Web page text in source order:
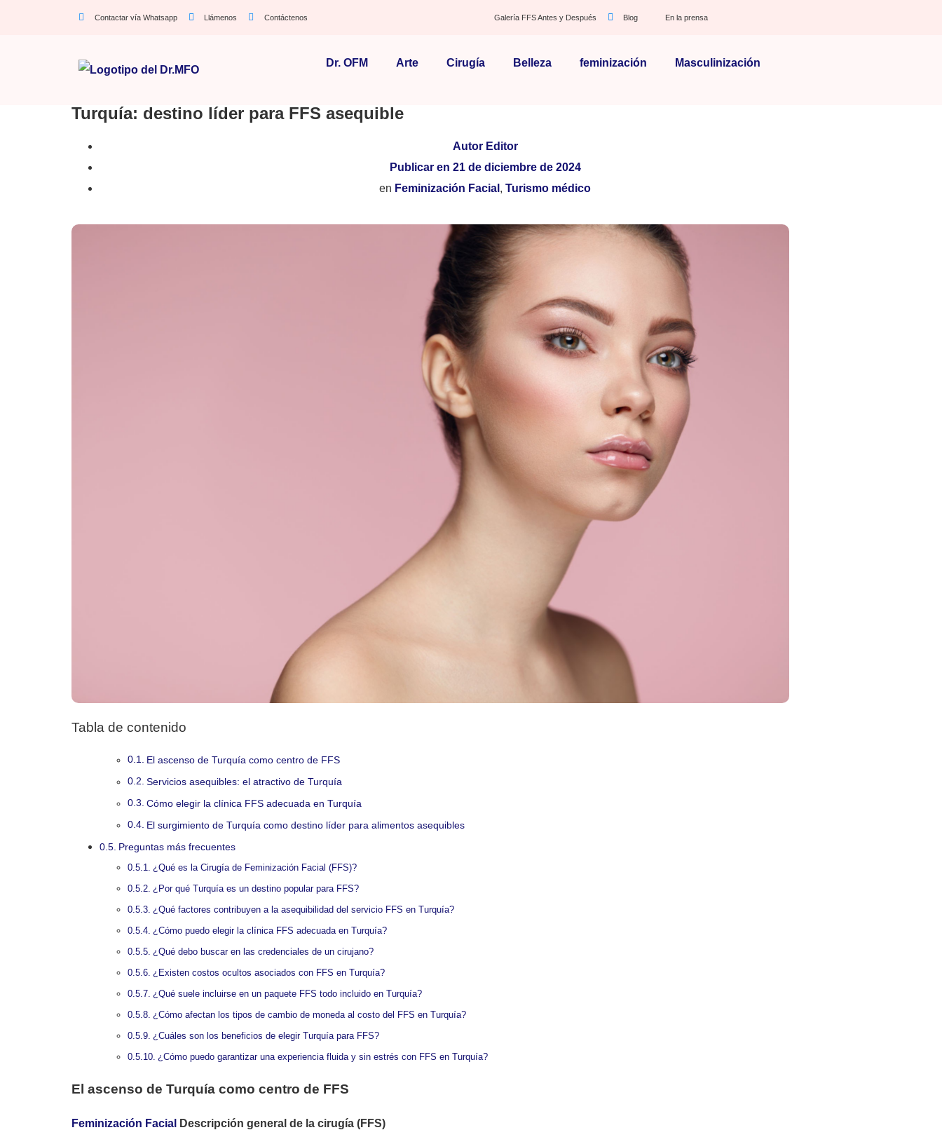
Contactar vía Whatsapp Llámenos Contáctenos Galería FFS Antes y Después Blog En la prensa
Dr. OFM Arte Cirugía Belleza feminización Masculinización
Turquía: destino líder para FFS asequible
AutorEditor
Publicar en 21 de diciembre de 2024
en Feminización Facial , Turismo médico
Tabla de contenido
El ascenso de Turquía como centro de FFS
Servicios asequibles: el atractivo de Turquía
Cómo elegir la clínica FFS adecuada en Turquía
El surgimiento de Turquía como destino líder para alimentos asequibles
Preguntas más frecuentes
¿Qué es la Cirugía de Feminización Facial (FFS)?
¿Por qué Turquía es un destino popular para FFS?
¿Qué factores contribuyen a la asequibilidad del servicio FFS en Turquía?
¿Cómo puedo elegir la clínica FFS adecuada en Turquía?
¿Qué debo buscar en las credenciales de un cirujano?
¿Existen costos ocultos asociados con FFS en Turquía?
¿Qué suele incluirse en un paquete FFS todo incluido en Turquía?
¿Cómo afectan los tipos de cambio de moneda al costo del FFS en Turquía?
¿Cuáles son los beneficios de elegir Turquía para FFS?
¿Cómo puedo garantizar una experiencia fluida y sin estrés con FFS en Turquía?
El ascenso de Turquía como centro de FFS
Feminización Facial
Descripción general de la cirugía (FFS)